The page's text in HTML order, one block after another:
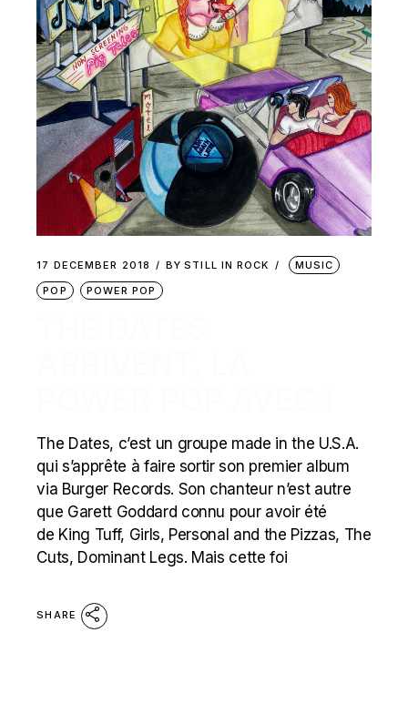
17 DECEMBER 2018 BY STILL IN ROCK
MUSIC
POP
POWER POP
The Dates, c’est un groupe made in the U.S.A.
qui s’apprête à faire sortir son premier album
via Burger Records. Son chanteur n’est autre
que Garett Goddard connu pour avoir été
de King Tuff, Girls, Personal and the Pizzas, The
Cuts, Dominant Legs. Mais cette foi
SHARE